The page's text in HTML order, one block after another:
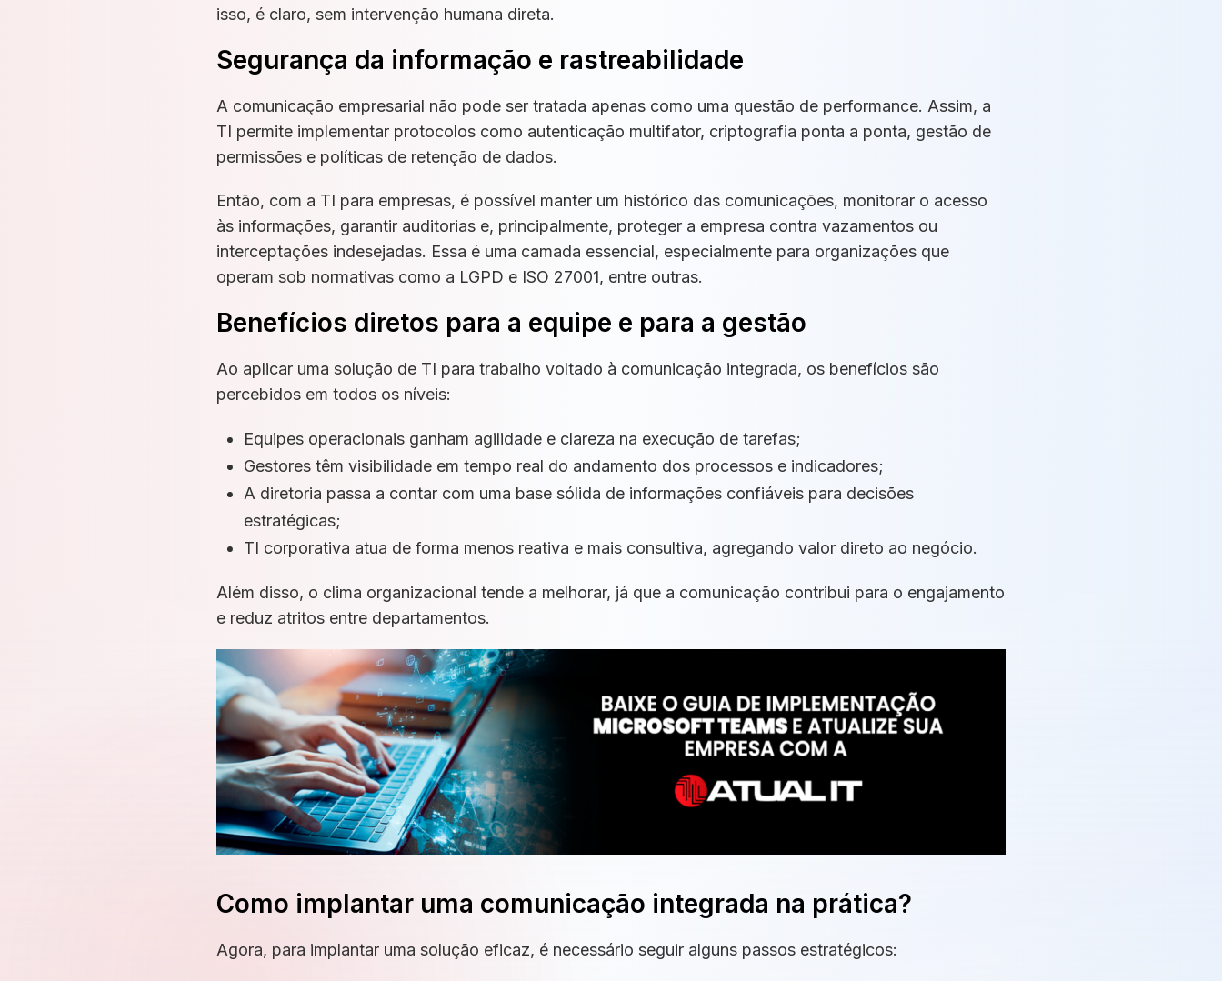
isso, é claro, sem intervenção humana direta.
Segurança da informação e rastreabilidade
A comunicação empresarial não pode ser tratada apenas como uma questão de performance. Assim, a
TI permite implementar protocolos como autenticação multifator, criptografia ponta a ponta, gestão de
permissões e políticas de retenção de dados.
Então, com a TI para empresas, é possível manter um histórico das comunicações, monitorar o acesso
às informações, garantir auditorias e, principalmente, proteger a empresa contra vazamentos ou
interceptações indesejadas. Essa é uma camada essencial, especialmente para organizações que
operam sob normativas como a LGPD e ISO 27001, entre outras.
Benefícios diretos para a equipe e para a gestão
Ao aplicar uma solução de TI para trabalho voltado à comunicação integrada, os benefícios são
percebidos em todos os níveis:
Equipes operacionais ganham agilidade e clareza na execução de tarefas;
Gestores têm visibilidade em tempo real do andamento dos processos e indicadores;
A diretoria passa a contar com uma base sólida de informações confiáveis para decisões
estratégicas;
TI corporativa atua de forma menos reativa e mais consultiva, agregando valor direto ao negócio.
Além disso, o clima organizacional tende a melhorar, já que a comunicação contribui para o engajamento
e reduz atritos entre departamentos.
Como implantar uma comunicação integrada na prática?
Agora, para implantar uma solução eficaz, é necessário seguir alguns passos estratégicos: